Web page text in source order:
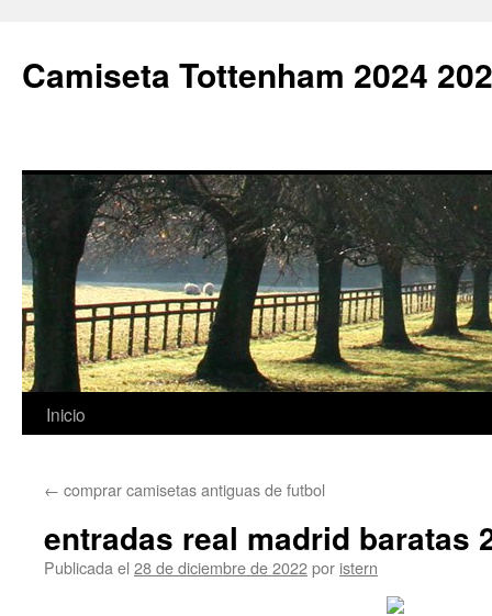
Camiseta Tottenham 2024
Saltar
contenido
Inicio
← comprar camisetas antiguas de futbol
entradas real madrid baratas
Publicada el 28 de diciembre de 2022por istern